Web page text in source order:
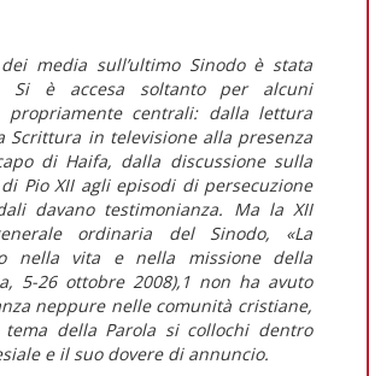
media sull’ultimo Sinodo è stata
Si è accesa soltanto per alcuni
propriamente centrali: dalla lettura
Scrittura in televisione alla presenza
di Haifa, dalla discussione sulla
Pio XII agli episodi di persecuzione
davano testimonianza. Ma la XII
ordinaria del Sinodo, «La
nella vita e nella missione della
5-26 ottobre 2008),1 non ha avuto
neppure nelle comunità cristiane,
della Parola si collochi dentro
e il suo dovere di annuncio.